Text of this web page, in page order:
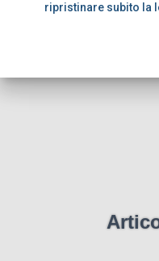
ripristinare subito la